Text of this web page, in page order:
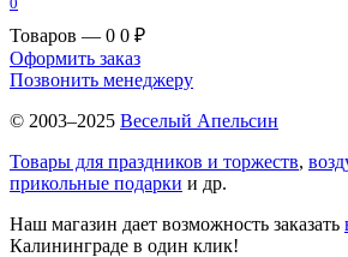
Товаров — 0 0 ₽
Оформить заказ
Позвонить менеджеру
© 2003–2025 Веселый Апельсин
Товары для праздников и торжеств,
прикольные подарки и др.
Наш магазин дает возможность заказать
Калининграде в один клик!